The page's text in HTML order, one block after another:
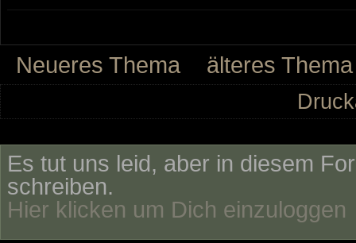
Neueres Thema älteres Thema
Es tut uns leid, aber in diesem
schreiben.
Hier klicken um Dich einzuloggen